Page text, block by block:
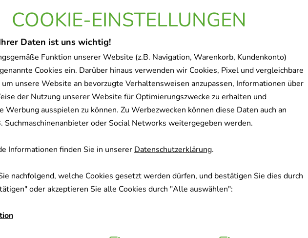
COOKIE-EINSTELLUNGEN
Daten ist uns wichtig!
Funktion unserer Website (z.B. Navigation, Warenkorb, Kundenkonto)
Cookies ein. Darüber hinaus verwenden wir Cookies, Pixel und vergleichbare
unsere Website an bevorzugte Verhaltensweisen anzupassen, Informationen über
der Nutzung unserer Website für Optimierungszwecke zu erhalten und
Werbung ausspielen zu können. Zu Werbezwecken können diese Daten auch an
Suchmaschinenanbieter oder Social Networks weitergegeben werden.
Informationen finden Sie in unsererDatenschutzerklärung.
nachfolgend, welche Cookies gesetzt werden dürfen, und bestätigen Sie dies durch
oder akzeptieren Sie alle Cookies durch "Alle auswählen":